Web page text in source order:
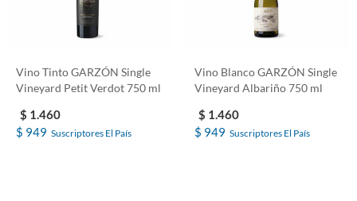
Vino Tinto GARZÓN Single
Vineyard Petit Verdot 750 ml
$ 1.460
$ 949 Suscriptores El País
Vino Blanco GARZÓN Single
Vineyard Albariño 750 ml
$ 1.460
$ 949 Suscriptores El País